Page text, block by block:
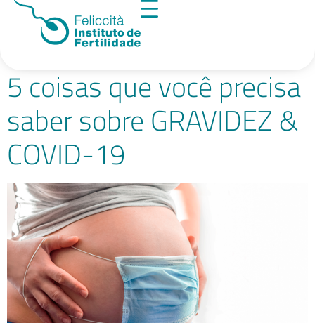
Tag:gestantes
5 coisas que você precisa
saber sobre GRAVIDEZ &
COVID-19